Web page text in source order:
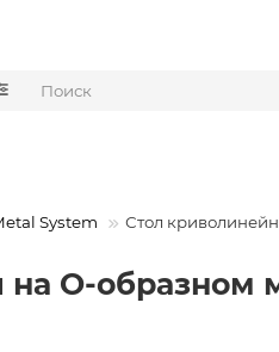
System Стол
О-образном